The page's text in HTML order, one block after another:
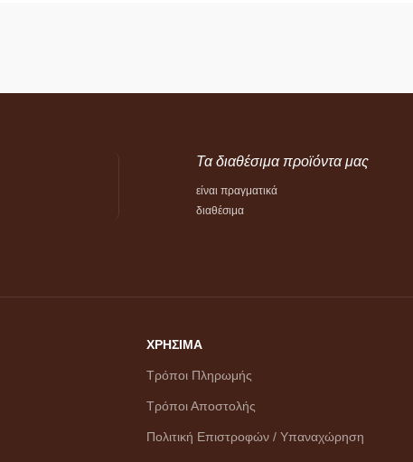
Τα διαθέσιμα προϊόντα μας
είναι πραγματικά
διαθέσιμα
ΧΡΗΣΙΜΑ
Τρόποι Πληρωμής
Τρόποι Αποστολής
Πολιτική Επιστροφών / Υπαναχώρηση